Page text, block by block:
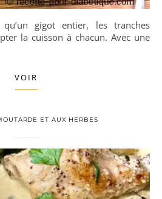
la cuisson à chacun. Avec une
VOIR
ET AUX HERBES